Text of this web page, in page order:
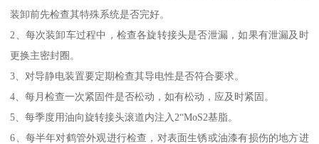
装卸前先检查其特殊系统是否完好。
2、每次装卸车过程中，检查各旋转接头是否泄漏，如果有泄漏及时
更换主密封圈。
3、对导静电装置要定期检查其导电性是否符合要求。
4、每月检查一次紧固件是否松动，如有松动，应及时紧固。
5、每季度用油向旋转接头滚道内注入2“MoS2基脂。
6、每半年对鹤管外观进行检查，对表面生锈或油漆有损伤的地方进